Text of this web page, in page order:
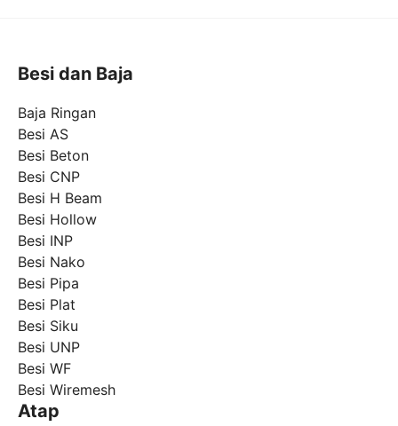
Besi dan Baja
Baja Ringan
Besi AS
Besi Beton
Besi CNP
Besi H Beam
Besi Hollow
Besi INP
Besi Nako
Besi Pipa
Besi Plat
Besi Siku
Besi UNP
Besi WF
Besi Wiremesh
Atap